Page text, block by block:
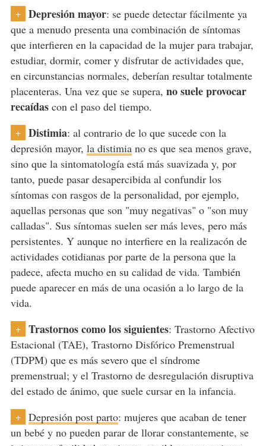
+ Depresión mayor: se puede detectar fácilmente ya
que a menudo presenta una combinación de síntomas
que interfieren en la capacidad de la mujer para trabajar,
estudiar, dormir, comer y disfrutar de actividades que,
en circunstancias normales, deberían resultar totalmente
placenteras. Una vez que se supera, no suele provocar
recaídascon el paso del tiempo.
+ Distimia: al contrario de lo que sucede con la
depresión mayor, la distimiano es que sea menos grave,
sino que la sintomatología está más suavizada y, por
tanto, puede pasar desapercibida al confundir los
síntomas con rasgos de la personalidad, por ejemplo,
aquellas personas que son "muy negativas" o "son muy
calladas". Sus síntomas suelen ser más leves, pero más
persistentes. Y aunque no interfiere en la realizacón de
actividades cotidianas por parte de la persona que la
padece, afecta mucho en su calidad de vida. También
puede aparecer en más de una ocasión a lo largo de la
vida.
+ Trastornos como los siguientes: Trastorno Afectivo
Estacional (TAE), Trastorno Disfórico Premenstrual
(TDPM) que es más severo que el síndrome
premenstrual; y el Trastorno de desregulación disruptiva
del estado de ánimo, que suele cursar en la infancia.
+ Depresión post parto: mujeres que acaban de tener
un bebé y no pueden parar de llorar constantemente, se